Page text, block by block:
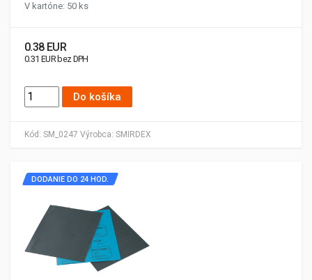
Kód: SM_0247 Výrobca: SMIRDEX
V kartóne: 50 ks
0.38 EUR
0.31 EUR bez DPH
Do košíka
DODANIE DO 24 HOD.